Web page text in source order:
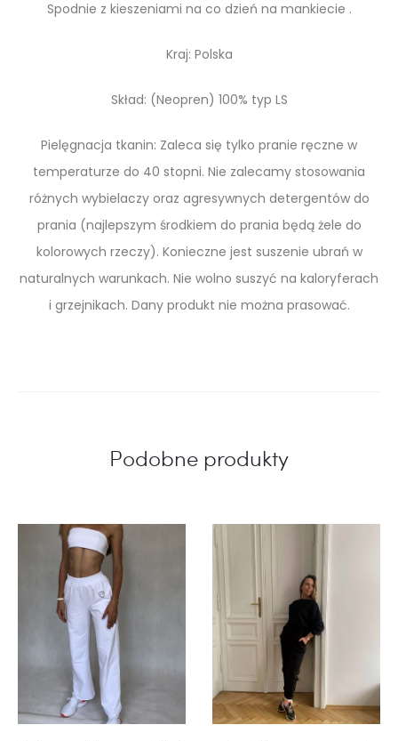
Spodnie z kieszeniami na co dzień na mankiecie .
Kraj: Polska
Skład: (Neopren) 100% typ LS
Pielęgnacja tkanin: Zaleca się tylko pranie ręczne w
temperaturze do 40 stopni. Nie zalecamy stosowania
różnych wybielaczy oraz agresywnych detergentów do
prania (najlepszym środkiem do prania będą żele do
kolorowych rzeczy). Konieczne jest suszenie ubrań w
naturalnych warunkach. Nie wolno suszyć na kaloryferach
i grzejnikach. Dany produkt nie można prasować.
Podobne produkty